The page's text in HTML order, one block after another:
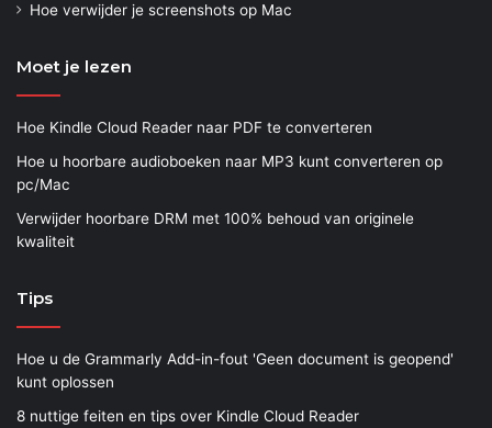
Hoe verwijder je screenshots op Mac
Moet je lezen
Hoe Kindle Cloud Reader naar PDF te converteren
Hoe u hoorbare audioboeken naar MP3 kunt converteren op
pc/Mac
Verwijder hoorbare DRM met 100% behoud van originele
kwaliteit
Tips
Hoe u de Grammarly Add-in-fout 'Geen document is geopend'
kunt oplossen
8 nuttige feiten en tips over Kindle Cloud Reader